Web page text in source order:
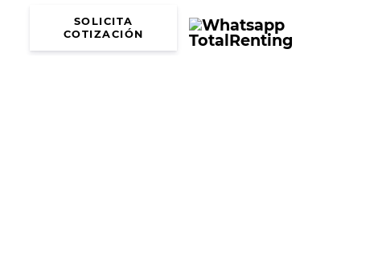
SOLICITA
COTIZACIÓN